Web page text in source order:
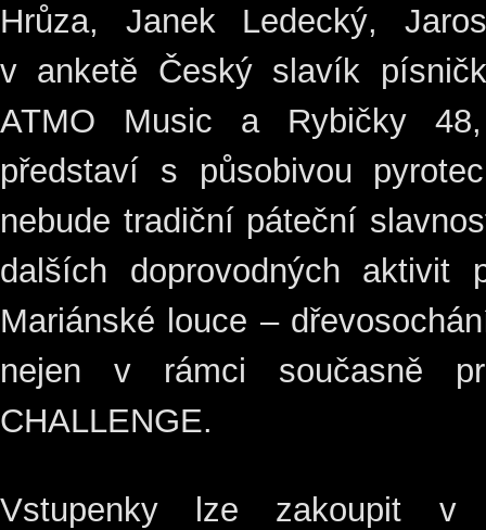
Hrůza, Janek Ledecký,
v anketě Český slavík
ATMO Music a Rybičky
představí s působivou
nebude tradiční páteční
dalších doprovodných
Mariánské louce –
nejen v rámci současně
CHALLENGE.
Vstupenky lze zakoupit v